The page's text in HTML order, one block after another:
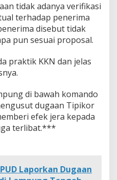
tidak adanya verifikasi
terhadap penerima
disebut tidak
pun sesuai proposal.
praktik KKN dan jelas
di bawah komando
dugaan Tipikor
efek jera kepada
terlibat.***
Laporkan Dugaan